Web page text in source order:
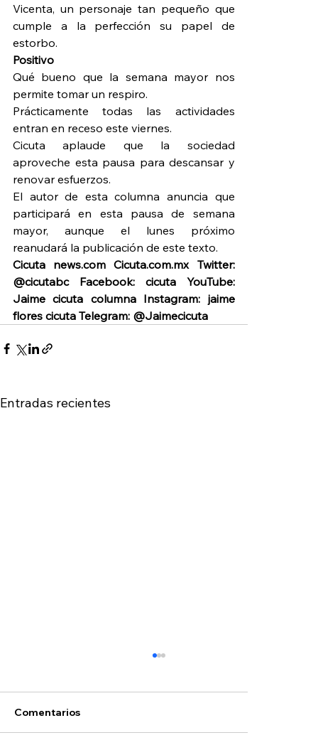
Vicenta, un personaje tan pequeño que
cumple a la perfección su papel de
estorbo.
Positivo
Qué bueno que la semana mayor nos
permite tomar un respiro.
Prácticamente todas las actividades
entran en receso este viernes.
Cicuta aplaude que la sociedad
aproveche esta pausa para descansar y
renovar esfuerzos.
El autor de esta columna anuncia que
participará en esta pausa de semana
mayor, aunque el lunes próximo
reanudará la publicación de este texto.
Cicuta news.com Cicuta.com.mx Twitter:
@cicutabc Facebook: cicuta YouTube:
Jaime cicuta columna Instagram: jaime
flores cicuta Telegram: @Jaimecicuta
Entradas recientes
Hoyos
Comentarios